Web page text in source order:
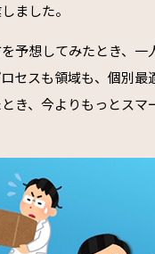
ました。
予想してみたとき、
セスも領域も、個別
き、今よりもっとス